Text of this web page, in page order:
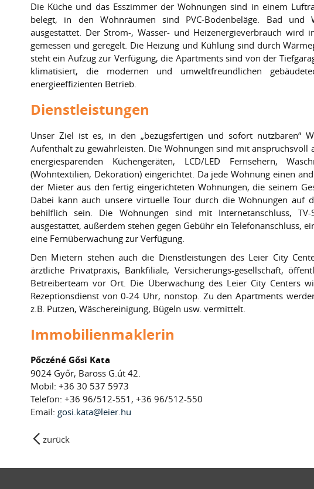
Die Küche und das Esszimmer der Wohnungen sind in einem
belegt, in den Wohnräumen sind PVC-Bodenbeläge. Bad und
ausgestattet. Der Strom-, Wasser- und Heizenergieverbrauch wird
gemessen und geregelt. Die Heizung und Kühlung sind durch
steht ein Aufzug zur Verfügung, die Apartments sind von der
klimatisiert, die modernen und umweltfreundlichen
energieeffizienten Betrieb.
Dienstleistungen
Unser Ziel ist es, in den „bezugsfertigen und sofort nutzbaren“
Aufenthalt zu gewährleisten. Die Wohnungen sind mit
energiesparenden Küchengeräten, LCD/LED Fernsehern,
(Wohntextilien, Dekoration) eingerichtet. Da jede Wohnung einen
der Mieter aus den fertig eingerichteten Wohnungen, die seinem
Dabei kann auch unsere virtuelle Tour durch die Wohnungen auf
behilflich sein. Die Wohnungen sind mit Internetanschluss, TV-
ausgestattet, außerdem stehen gegen Gebühr ein Telefonanschluss,
eine Fernüberwachung zur Verfügung.
Den Mietern stehen auch die Dienstleistungen des Leier City
ärztliche Privatpraxis, Bankfiliale, Versicherungs-gesellschaft,
Betreiberteam vor Ort. Die Überwachung des Leier City Centers
Rezeptionsdienst von 0-24 Uhr, nonstop. Zu den Apartments
z.B. Putzen, Wäschereinigung, Bügeln usw. vermittelt.
Immobilienmaklerin
Pőczéné Gősi Kata
9024 Győr, Baross G.út 42.
Mobil: +36 30 537 5973
Telefon: +36 96/512-551, +36 96/512-550
Email: gosi.kata@leier.hu
zurück